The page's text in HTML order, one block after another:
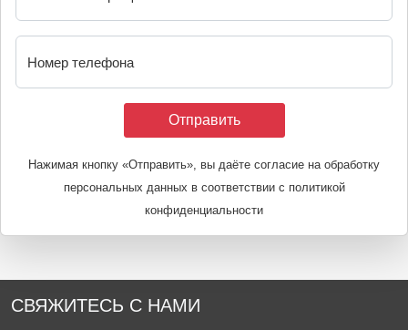
Номер телефона
Нажимая кнопку «Отправить», вы даёте согласие на обработку
персональных данных в соответствии с политикой
конфиденциальности
СВЯЖИТЕСЬ С НАМИ